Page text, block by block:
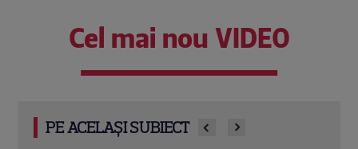
Cel mai nou VIDEO
PE ACELAȘI SUBIECT